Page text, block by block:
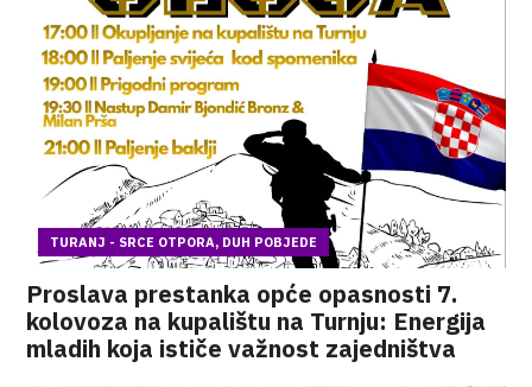
TURANJ - SRCE OTPORA, DUH POBJEDE
Proslava prestanka opće opasnosti 7.
kolovoza na kupalištu na Turnju: Energija
mladih koja ističe važnost zajedništva